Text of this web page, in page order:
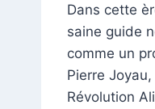
Dans cette
saine guide
comme un
Pierre
Révolution